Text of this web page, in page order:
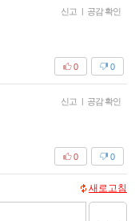
신고 | 공감 확인
0
0
신고 | 공감 확인
0
0
새로고침